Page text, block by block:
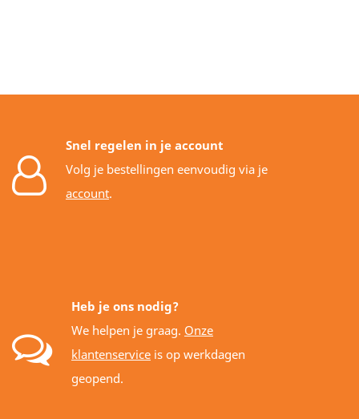
Snel regelen in je account
Volg je bestellingen eenvoudig via je
account.
Heb je ons nodig?
We helpen je graag. Onze
klantenservice is op werkdagen
geopend.